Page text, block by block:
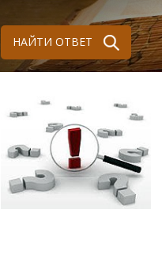
НАЙТИ ОТВЕТ